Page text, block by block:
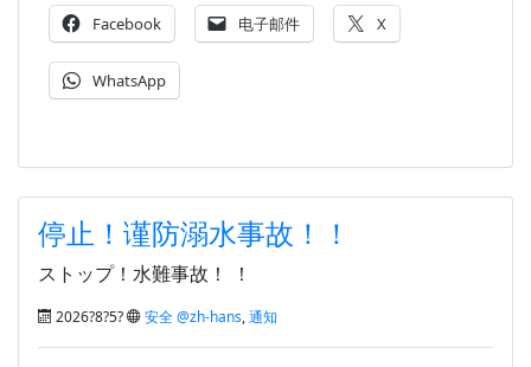
Facebook 电子邮件 X
WhatsApp
停止！谨防溺水事故！！
ストップ！水難事故！ ！
2026?8?5? 安全 @zh-hans,通知